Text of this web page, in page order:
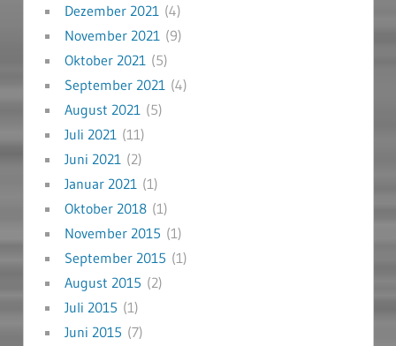
Dezember 2021 (4)
November 2021 (9)
Oktober 2021 (5)
September 2021 (4)
August 2021 (5)
Juli 2021 (11)
Juni 2021 (2)
Januar 2021 (1)
Oktober 2018(1)
November 2015 (1)
September 2015 (1)
August 2015 (2)
Juli 2015 (1)
Juni 2015 (7)